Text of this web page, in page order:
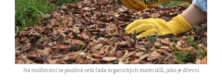
Na mulčování se používá celá řada organických materiálů, jako je dřevní